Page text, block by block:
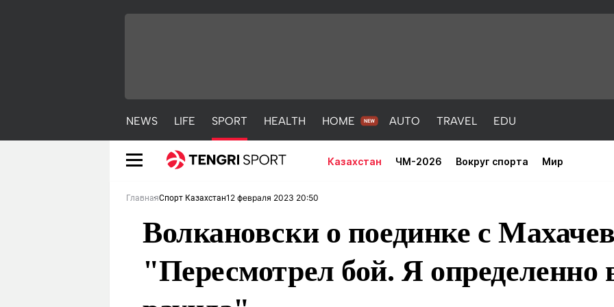
NEWS LIFE SPORT HEALTH HOME AUTO TRAVEL EDU
Казахстан ЧМ-2026 Вокруг спорта Мир
NEWS
Красиво
HEALTH
ГлавнаяСпорт Казахстан12 февраля 2023 20:50
Волкановски о поединке с
"Пересмотрел бой. Я определенно